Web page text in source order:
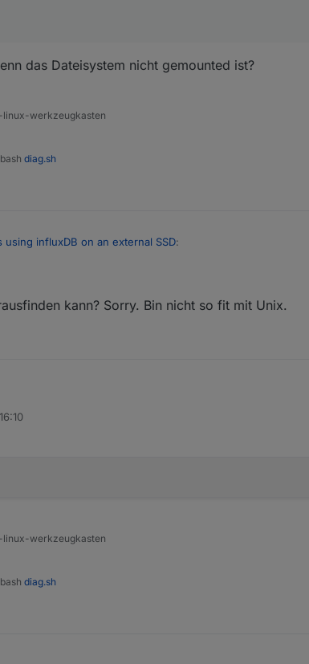
das Dateisystem nicht gemounted ist?
werkzeugkasten
diag.sh
using influxDB on an external SSD:
kann? Sorry. Bin nicht so fit mit Unix.
werkzeugkasten
diag.sh